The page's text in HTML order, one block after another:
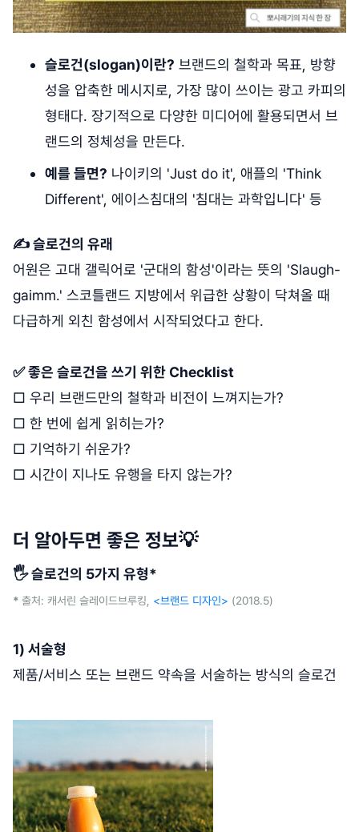
슬로건(slogan)이란? 브랜드의 철학과 목표, 방향
성을 압축한 메시지로, 가장 많이 쓰이는 광고 카피의
형태다. 장기적으로 다양한 미디어에 활용되면서 브
랜드의 정체성을 만든다.
예를 들면? 나이키의 'Just do it', 애플의 'Think
Different', 에이스침대의 '침대는 과학입니다' 등
✍️ 슬로건의 유래
어원은 고대 갤릭어로 '군대의 함성'이라는 뜻의 'Slaugh-
gaimm.' 스코틀랜드 지방에서 위급한 상황이 닥쳐올 때
다급하게 외친 함성에서 시작되었다고 한다.
✅ 좋은 슬로건을 쓰기 위한 Checklist
□ 우리 브랜드만의 철학과 비전이 느껴지는가?
□ 한 번에 쉽게 읽히는가?
□ 기억하기 쉬운가?
□ 시간이 지나도 유행을 타지 않는가?
더 알아두면 좋은 정보💡
🖐 슬로건의 5가지 유형*
* 출처: 캐서린 슬레이드브루킹, <브랜드 디자인> (2018.5)
1) 서술형
제품/서비스 또는 브랜드 약속을 서술하는 방식의 슬로건